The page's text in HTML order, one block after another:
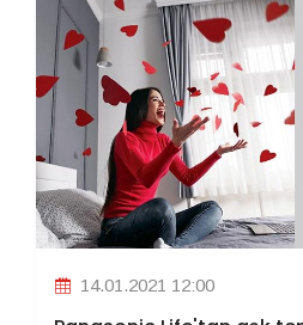
14.01.2021 12:00